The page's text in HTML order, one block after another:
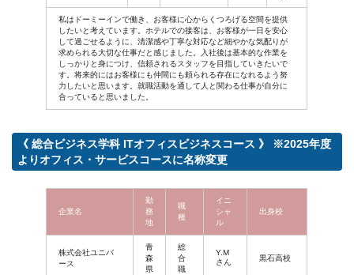
私はドーミーインで働き、お客様に心からくつろげる空間を提供
したいと考えています。ホテルでの接客は、お客様が一日を安心
して過ごせるように、清潔感や丁寧な対応など細やかな気配りが
求められる大切な仕事だと感じました。入社後は基本的な作業を
しっかりと身につけ、信頼されるスタッフを目指していきたいで
す。将来的にはお客様にも仲間にも頼られる存在になれるよう努
力したいと思います。就職活動を通して人と関わる仕事が自分に
合っていると思いました。
《 総合ビジネス学科 ITオフィスビジネスコース 》 ※2025年度
よりオフィス・サービスコースに名称変更
企業名
勤
務
地
職
種
イニ
シャ
ル
出身校
株式会社ユニバ
ース
青
森
県
総
合
職
Y.M
さん
黒石高校